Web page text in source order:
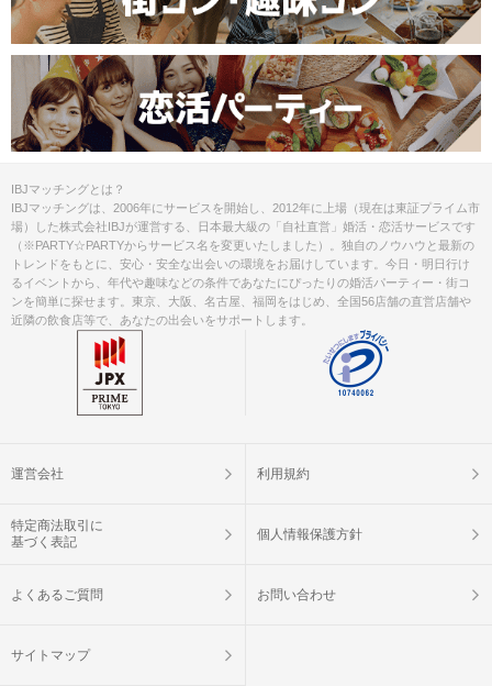
IBJマッチングとは？
IBJマッチングは、2006年にサービスを開始し、2012年に上場（現在は東証プライム市
場）した株式会社IBJが運営する、日本最大級の「自社直営」婚活・恋活サービスです
（※PARTY☆PARTYからサービス名を変更いたしました）。独自のノウハウと最新の
トレンドをもとに、安心・安全な出会いの環境をお届けしています。今日・明日行け
るイベントから、年代や趣味などの条件であなたにぴったりの婚活パーティー・街コ
ンを簡単に探せます。東京、大阪、名古屋、福岡をはじめ、全国56店舗の直営店舗や
近隣の飲食店等で、あなたの出会いをサポートします。
運営会社 利用規約
特定商法取引に
基づく表記
個人情報保護方針
よくあるご質問 お問い合わせ
サイトマップ